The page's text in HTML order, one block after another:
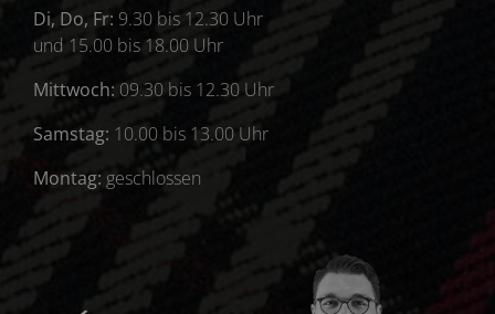
Di, Do, Fr: 9.30 bis 12.30 Uhr
und 15.00 bis 18.00 Uhr
Mittwoch: 09.30 bis 12.30 Uhr
Samstag: 10.00 bis 13.00 Uhr
Montag: geschlossen